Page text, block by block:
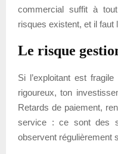
commercial suffit à
risques existent, et il faut
Le risque
Si l’exploitant est
rigoureux, ton
Retards de paiement,
service : ce sont des
observent régulièrement